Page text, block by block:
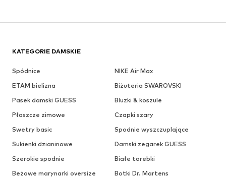
KATEGORIE DAMSKIE
Spódnice
NIKE Air Max
ETAM bielizna
Biżuteria SWAROVSKI
Pasek damski GUESS
Bluzki & koszule
Płaszcze zimowe
Czapki szary
Swetry basic
Spodnie wyszczuplające
Sukienki dzianinowe
Damski zegarek GUESS
Szerokie spodnie
Białe torebki
Beżowe marynarki oversize
Botki Dr. Martens